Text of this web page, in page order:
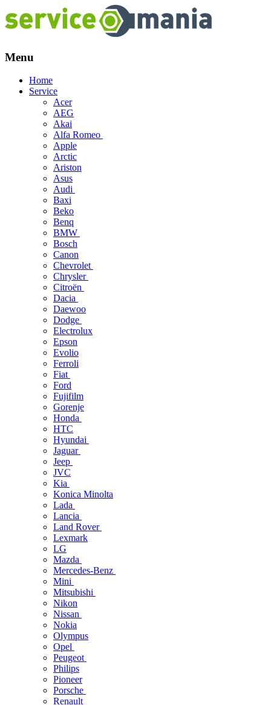
Menu
Skip
Home
Service
Acer
AEG
Akai
Alfa Romeo
Apple
Arctic
Ariston
Asus
Audi
Baxi
Beko
Benq
BMW
Bosch
Canon
Chevrolet
Chrysler
Citroën
Dacia
Daewoo
Dodge
Electrolux
Epson
Evolio
Ferroli
Fiat
Ford
Fujifilm
Gorenje
Honda
HTC
Hyundai
Jaguar
Jeep
JVC
Kia
Konica Minolta
Lada
Lancia
Land Rover
Lexmark
LG
Mazda
Mercedes-Benz
Mini
Mitsubishi
Nikon
Nissan
Nokia
Olympus
Opel
Peugeot
Philips
Pioneer
Porsche
Renault